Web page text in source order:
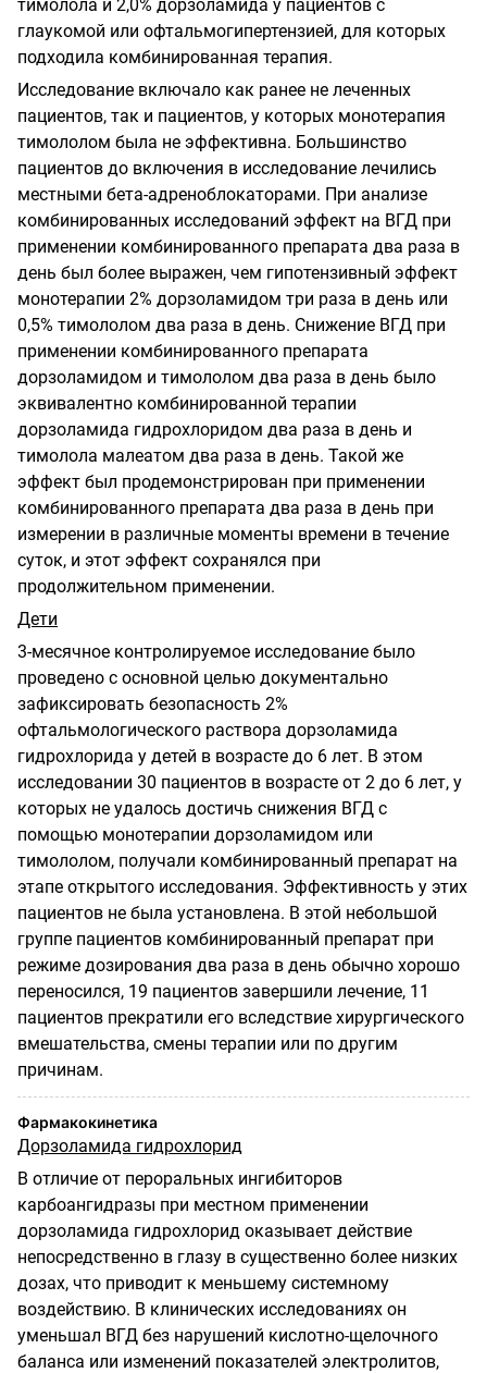
тимолола и 2,0% дорзоламида у пациентов с
глаукомой или офтальмогипертензией, для которых
подходила комбинированная терапия.
Исследование включало как ранее не леченных
пациентов, так и пациентов, у которых монотерапия
тимололом была не эффективна. Большинство
пациентов до включения в исследование лечились
местными бета-адреноблокаторами. При анализе
комбинированных исследований эффект на ВГД при
применении комбинированного препарата два раза в
день был более выражен, чем гипотензивный эффект
монотерапии 2% дорзоламидом три раза в день или
0,5% тимололом два раза в день. Снижение ВГД при
применении комбинированного препарата
дорзоламидом и тимололом два раза в день было
эквивалентно комбинированной терапии
дорзоламида гидрохлоридом два раза в день и
тимолола малеатом два раза в день. Такой же
эффект был продемонстрирован при применении
комбинированного препарата два раза в день при
измерении в различные моменты времени в течение
суток, и этот эффект сохранялся при
продолжительном применении.
Дети
3-месячное контролируемое исследование было
проведено с основной целью документально
зафиксировать безопасность 2%
офтальмологического раствора дорзоламида
гидрохлорида у детей в возрасте до 6 лет. В этом
исследовании 30 пациентов в возрасте от 2 до 6 лет, у
которых не удалось достичь снижения ВГД с
помощью монотерапии дорзоламидом или
тимололом, получали комбинированный препарат на
этапе открытого исследования. Эффективность у этих
пациентов не была установлена. В этой небольшой
группе пациентов комбинированный препарат при
режиме дозирования два раза в день обычно хорошо
переносился, 19 пациентов завершили лечение, 11
пациентов прекратили его вследствие хирургического
вмешательства, смены терапии или по другим
причинам.
Фармакокинетика
Дорзоламида гидрохлорид
В отличие от пероральных ингибиторов
карбоангидразы при местном применении
дорзоламида гидрохлорид оказывает действие
непосредственно в глазу в существенно более низких
дозах, что приводит к меньшему системному
воздействию. В клинических исследованиях он
уменьшал ВГД без нарушений кислотно-щелочного
баланса или изменений показателей электролитов,